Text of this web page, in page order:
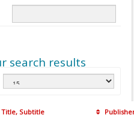
search results
Title, Subtitle